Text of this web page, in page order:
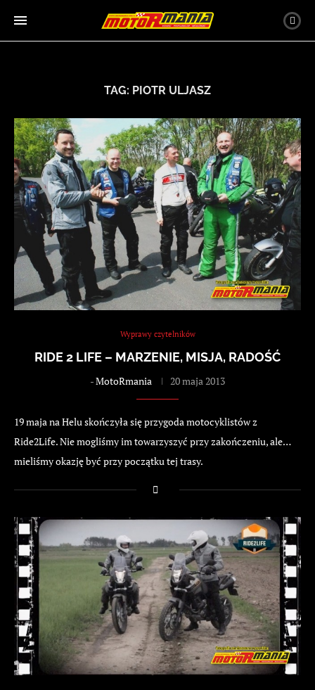
TAG: PIOTR ULJASZ
Wyprawy czytelników
RIDE 2 LIFE – MARZENIE, MISJA, RADOŚĆ
-MotoRmania 20 maja 2013
19 maja na Helu skończyła się przygoda motocyklistów z
Ride2Life. Nie mogliśmy im towarzyszyć przy zakończeniu, ale…
mieliśmy okazję być przy początku tej trasy.